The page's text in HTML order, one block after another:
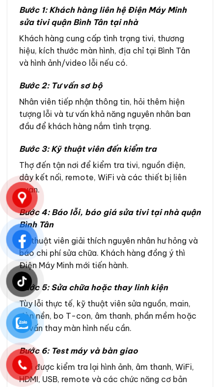
Bước 1: Khách hàng liên hệ Điện Máy Minh
sửa tivi quận Bình Tân tại nhà
Khách hàng cung cấp tình trạng tivi, thương
hiệu, kích thước màn hình, địa chỉ tại Bình Tân
và hình ảnh/video lỗi nếu có.
Bước 2: Tư vấn sơ bộ
Nhân viên tiếp nhận thông tin, hỏi thêm hiện
tượng lỗi và tư vấn khả năng nguyên nhân ban
đầu để khách hàng nắm tình trạng.
Bước 3: Kỹ thuật viên đến kiểm tra
Thợ đến tận nơi để kiểm tra tivi, nguồn điện,
dây kết nối, remote, WiFi và các thiết bị liên
quan.
Bước 4: Báo lỗi, báo giá sửa tivi tại nhà quận
Bình Tân
Kỹ thuật viên giải thích nguyên nhân hư hỏng và
báo chi phí sửa chữa. Khách hàng đồng ý thì
Điện Máy Minh mới tiến hành.
Bước 5: Sửa chữa hoặc thay linh kiện
Tùy lỗi thực tế, kỹ thuật viên sửa nguồn, main,
đèn nền, bo T-con, âm thanh, phần mềm hoặc
tư vấn thay màn hình nếu cần.
Bước 6: Test máy và bàn giao
Tivi được kiểm tra lại hình ảnh, âm thanh, WiFi,
HDMI, USB, remote và các chức năng cơ bản